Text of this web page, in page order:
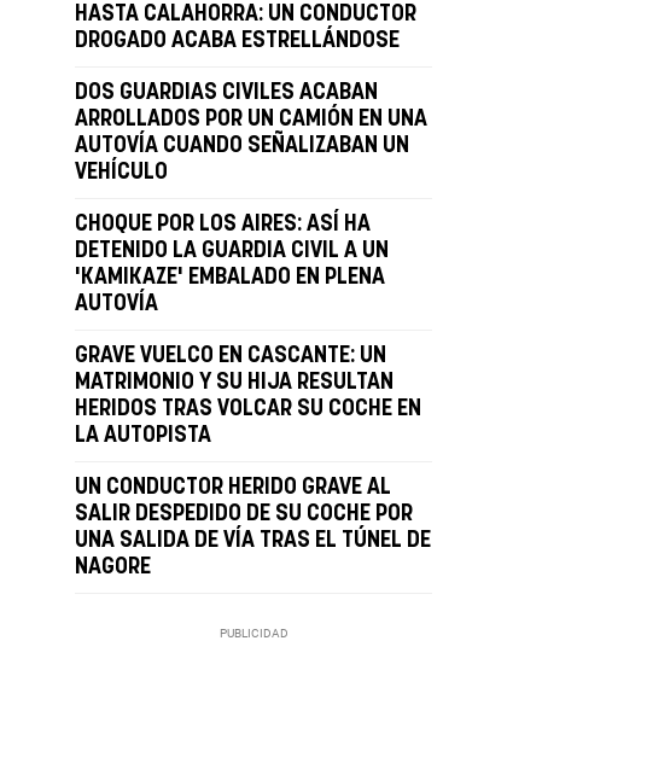
HASTA CALAHORRA: UN CONDUCTOR
DROGADO ACABA ESTRELLÁNDOSE
DOS GUARDIAS CIVILES ACABAN
ARROLLADOS POR UN CAMIÓN EN UNA
AUTOVÍA CUANDO SEÑALIZABAN UN
VEHÍCULO
CHOQUE POR LOS AIRES: ASÍ HA
DETENIDO LA GUARDIA CIVIL A UN
'KAMIKAZE' EMBALADO EN PLENA
AUTOVÍA
GRAVE VUELCO EN CASCANTE: UN
MATRIMONIO Y SU HIJA RESULTAN
HERIDOS TRAS VOLCAR SU COCHE EN
LA AUTOPISTA
UN CONDUCTOR HERIDO GRAVE AL
SALIR DESPEDIDO DE SU COCHE POR
UNA SALIDA DE VÍA TRAS EL TÚNEL DE
NAGORE